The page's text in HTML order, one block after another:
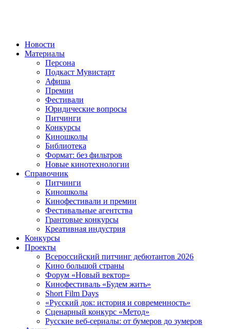
Новости
Материалы
Персона
Подкаст Мувистарт
Афиша
Премии
Фестивали
Юридические вопросы
Питчинги
Конкурсы
Киношколы
Библиотека
Формат: без фильтров
Новые кинотехнологии
Справочник
Питчинги
Киношколы
Кинофестивали и премии
Фестивальные агентства
Грантовые конкурсы
Креативная индустрия
Конкурсы
Проекты
Всероссийский питчинг дебютантов 2026
Кино большой страны
Форум «Новый вектор»
Кинофестиваль «Будем жить»
Short Film Days
«Русский док: история и современность»
Сценарный конкурс «Метод»
Русские веб-сериалы: от бумеров до зумеров